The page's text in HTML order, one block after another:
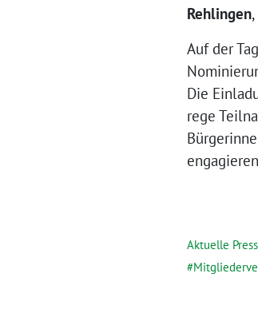
Rehlingen
Auf der
Die
rege
Aktuelle